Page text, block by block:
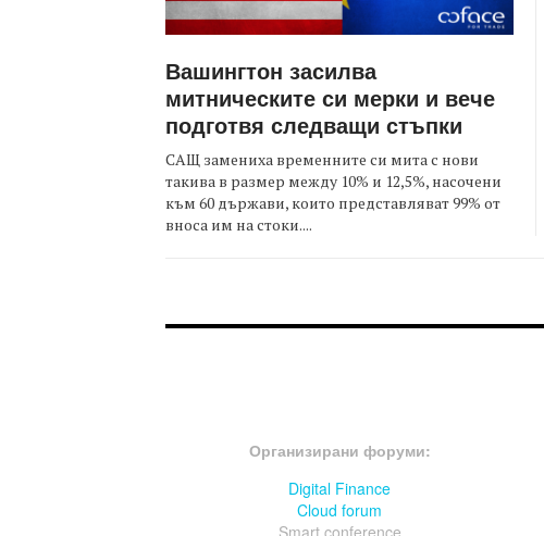
Вашингтон засилва
митническите си мерки и вече
подготвя следващи стъпки
САЩ замениха временните си мита с нови
такива в размер между 10% и 12,5%, насочени
към 60 държави, които представляват 99% от
вноса им на стоки....
Организирани форуми:
Digital Finance
Cloud forum